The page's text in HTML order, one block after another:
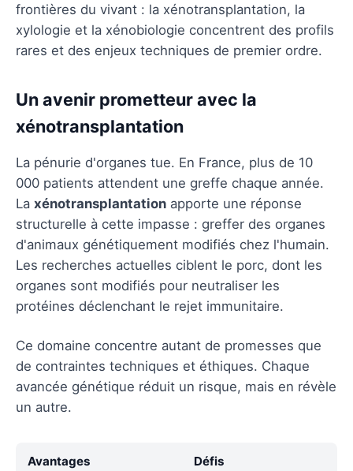
frontières du vivant : la xénotransplantation, la
xylologie et la xénobiologie concentrent des profils
rares et des enjeux techniques de premier ordre.
Un avenir prometteur avec la
xénotransplantation
La pénurie d'organes tue. En France, plus de 10
000 patients attendent une greffe chaque année.
La xénotransplantation apporte une réponse
structurelle à cette impasse : greffer des organes
d'animaux génétiquement modifiés chez l'humain.
Les recherches actuelles ciblent le porc, dont les
organes sont modifiés pour neutraliser les
protéines déclenchant le rejet immunitaire.
Ce domaine concentre autant de promesses que
de contraintes techniques et éthiques. Chaque
avancée génétique réduit un risque, mais en révèle
un autre.
Avantages Défis